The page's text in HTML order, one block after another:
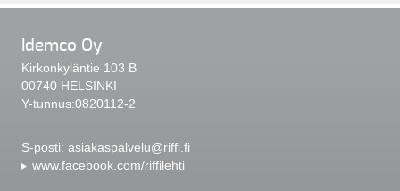
Idemco Oy
Kirkonkyläntie 103 B
00740 HELSINKI
Y-tunnus:0820112-2
S-posti: asiakaspalvelu@riffi.fi
www.facebook.com/riffilehti